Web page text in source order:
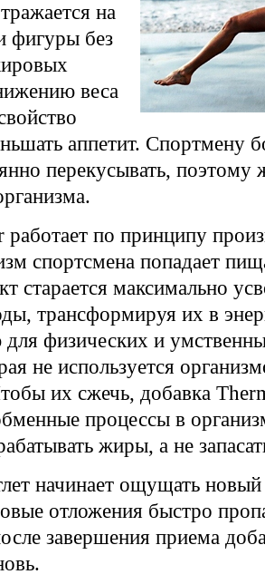
на
фигуры без
веса
аппетит. Спортмену
перекусывать, поэтому
по принципу
спортсмена попадает
старается максимально
трансформируя их в
физических и
не используется
их сжечь, добавка
процессы в
жиры, а не
начинает ощущать
отложения быстро
завершения приема